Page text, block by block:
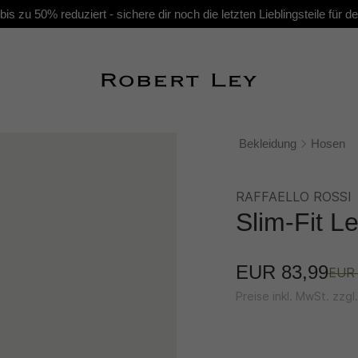
zu 50% reduziert - sichere dir noch die letzten Lieblingsteile für
Bekleidung Hosen
RAFFAELLO ROSSI
Slim-Fit
EUR 83,99EUR
Preise inkl. MwSt.